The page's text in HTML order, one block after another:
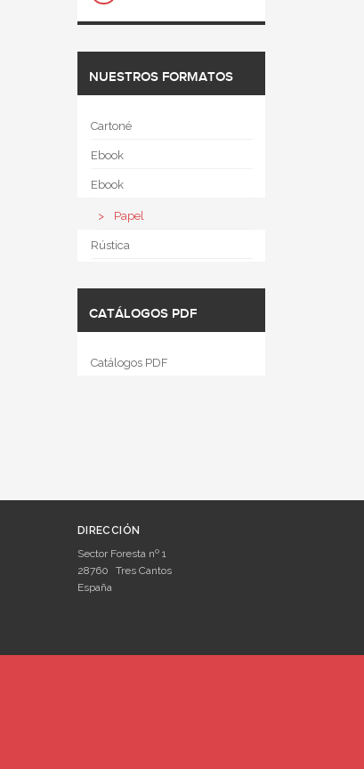
NUESTROS FORMATOS
Cartoné
Ebook
Ebook
Papel
Rústica
CATÁLOGOS PDF
Catálogos PDF
DIRECCIÓN
Sector Foresta nº 1
28760
Tres Cantos
España